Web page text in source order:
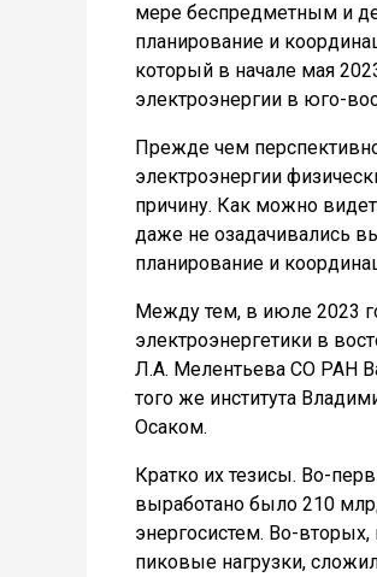
мере беспредметным и
планирование и
который в начале мая
электроэнергии в юго-
Прежде чем
электроэнергии
причину. Как можно
даже не озадачивались
планирование и
Между тем, в июле 2023
электроэнергетики в
Л.А. Мелентьева СО РАН
того же института
Осаком.
Кратко их тезисы. Во-
выработано было 210
энергосистем. Во-
пиковые нагрузки,